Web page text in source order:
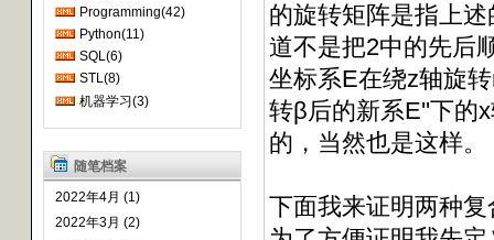
Programming(42)
Python(11)
SQL(6)
STL(8)
机器学习(3)
随笔档案
2022年4月 (1)
2022年3月 (2)
的旋转矩阵是指上
道不是把2中的先后
坐标系E在绕z轴旋
转β后的新系E''下的
的，当然也是这样。
下面我来证明两种